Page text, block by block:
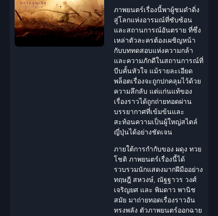
ภาพยนตร์เรื่องนี้พาผู้ชมดำดิ่ง
สู่โลกแห่งอารมณ์ที่ซับซ้อน
และสถานการณ์อันตราย ที่ซึ่ง
เหล่าตัวละครต้องเผชิญหน้า
กับบททดสอบแห่งความกล้า
และความภักดีในสถานการณ์ที่
บีบคั้นหัวใจ แม้รายละเอียด
พล็อตเรื่องจะถูกปกคลุมไว้ด้วย
ความลึกลับ แต่แก่นแท้ของ
เรื่องราวได้ถูกถ่ายทอดผ่าน
บรรยากาศที่เข้มข้นและ
สะท้อนความเป็นผู้ใหญ่สไตล์
ญี่ปุ่นได้อย่างชัดเจน
ภายใต้การกำกับของ ผดุง ทวย
โชติ ภาพยนตร์เรื่องนี้ได้
รวบรวมนักแสดงมากฝีมืออย่าง
ทฤษฎี สหวงษ์, ณัฐฐาวร วงศ์
เจริญยศ และ พิมดาว พานิช
สมัย มาถ่ายทอดเรื่องราวอัน
ทรงพลัง ตัวภาพยนตร์ออกฉาย